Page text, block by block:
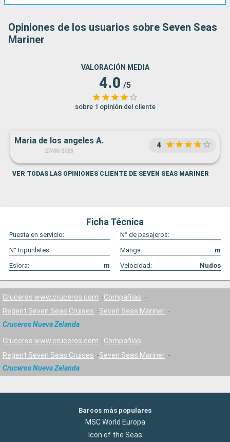
Opiniones de los usuarios sobre Seven Seas
Mariner
VALORACIÓN MEDIA
4.0 /5
sobre 1 opinión del cliente
Maria de los angeles A.
27/05/2025
4
VER TODAS LAS OPINIONES CLIENTE DE SEVEN SEAS MARINER
Ficha Técnica
Puesta en servicio:
N° de pasajeros:
N° tripunlates:
Manga:
m
Eslora:
m Velocidad: Nudos
Cruceros www.cruceros.com
Compañías
Regent Seven Seas Cruises
Seven Seas Mariner
Cruceros Nueva Zelanda
Cruceros www.cruceros.com
Compañías
Regent Seven Seas Cruises
Seven Seas Mariner
Cruceros Nueva Zelanda
Barcos más populares
MSC World Europa
Icon of the Seas